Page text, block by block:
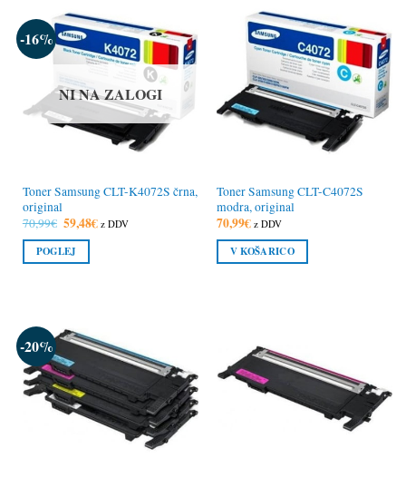
-16%
NI NA ZALOGI
Toner Samsung CLT-K4072S črna,
original
70,99€ Izvirna
cena
je
bila:
70,99€.
59,48€Trenutna
cena
z DDV
POGLEJ
Toner Samsung CLT-C4072S
modra, original
70,99€ z DDV
V KOŠARICO
-20%